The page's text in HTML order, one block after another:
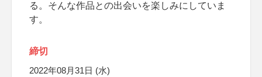
る。そんな作品との出会いを楽しみにしていま
す。
締切
2022年08月31日 (水)